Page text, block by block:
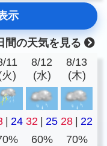
示
間の天気を見る
11
火)
8/12
(水)
8/13
(木)
| 24 32 | 25 28 | 22
60% 70%